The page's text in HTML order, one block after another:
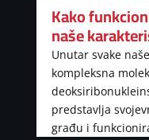
Kako
naše
Unutar svake
kompleksna
predstavlja
građu i